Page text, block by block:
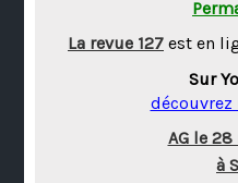
La revue 127 est en
Sur
découvrez
AG le
à